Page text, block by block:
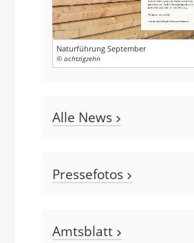
Naturführung September
© achtzigzehn
Alle News
Pressefotos
Amtsblatt